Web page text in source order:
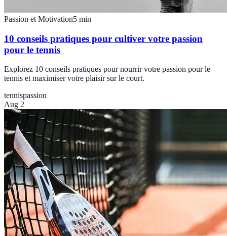
Passion et Motivation5 min
10 conseils pratiques pour cultiver votre passion
pour le tennis
Explorez 10 conseils pratiques pour nourrir votre passion pour le
tennis et maximiser votre plaisir sur le court.
tennispassion
Aug 2